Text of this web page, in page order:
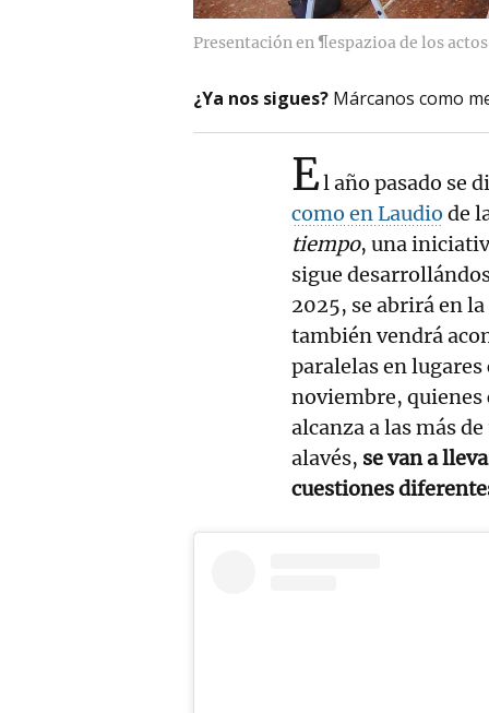
Presentación en ¶espazioa de los
¿Ya nos sigues? Márcanos como
El año pasado se
como en Laudio de
tiempo, una
sigue
2025, se abrirá en
también vendrá
paralelas en
noviembre,
alcanza a las más
alavés, se van a
cuestiones